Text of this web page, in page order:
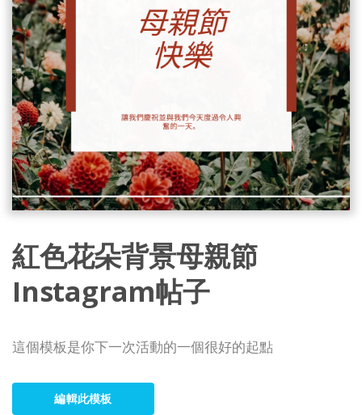
紅色花朵背景母親節
Instagram帖子
這個模板是你下一次活動的一個很好的起點
編輯此模板